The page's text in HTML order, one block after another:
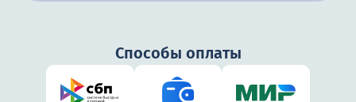
Способы оплаты